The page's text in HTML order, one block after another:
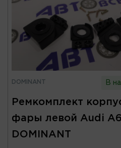
DOMINANT В
Ремкомплект
фары левой Audi A6
DOMINANT